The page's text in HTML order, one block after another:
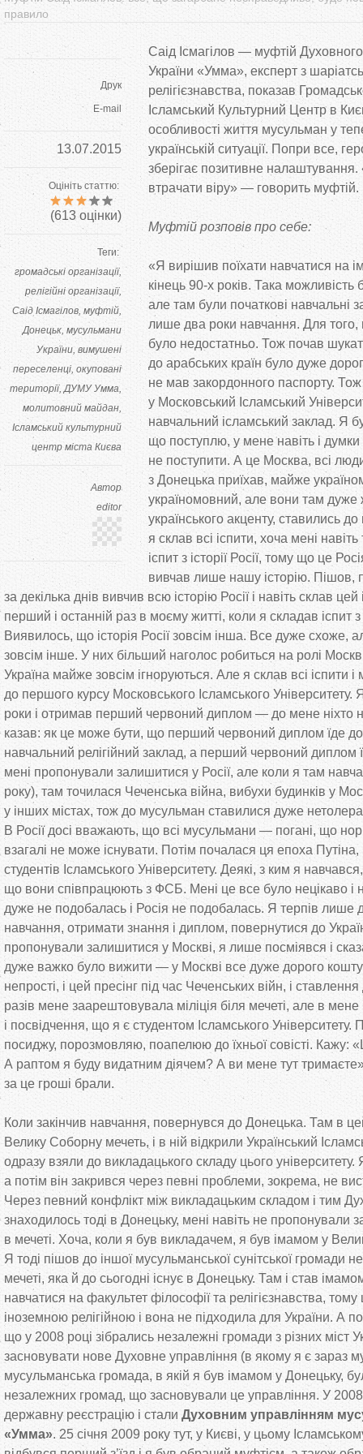
правило
Друк
E-mail
13.07.2015
Оцініть статтю:
(613 оцінки)
Теги:
громадські організації
релігійні організації
Саід Ісмагілов муфтій
Донецьк мусульмани
України вимушені
переселенці окуповані
території ДУМУ Умма
молитовний майдан
Ісламський культурний
центр міста Києва
Автор
editor
Саід Ісмагілов — муфтій
України «Умма», експерт з
релігієзнавства, показав
Ісламський Культурний Центр в
особливості життя мусульман у
українській ситуації. Попри все,
зберігає позитивне налаштування.
втрачати віру» — говорить муфтій.
Муфтій розповів про себе:
«Я вирішив поїхати навчатися на
кінець 90-х років. Така можливість
але там були початкові навчальні
лише два роки навчання. Для
було недостатньо. Тож почав
до арабських країн було дуже
не мав закордонного паспорту.
у Московський Ісламський
навчальний ісламський заклад. Я
що поступлю, у мене навіть і
не поступити. А це Москва, всі
з Донецька приїхав, майже
україномовний, але вони там дуже
українського акценту, ставились до
я склав всі іспити, хоча мені
іспит з історії Росії, тому що це
вивчав лише нашу історію. Пішов,
за декілька днів вивчив всю історію Росії і навіть склав цей
перший і останній раз в моєму житті, коли я складав іспит з
Виявилось, що історія Росії зовсім інша. Все дуже схоже,
зовсім інше. У них більший наголос робиться на ролі
Україна майже зовсім ігноруються. Але я склав всі іспити
до першого курсу Московського Ісламського Університету.
роки і отримав перший червоний диплом — до мене ніхто
казав: як це може бути, що перший червоний диплом їде до
навчальний релігійний заклад, а перший червоний диплом
мені пропонували залишитися у Росії, але коли я там
року), там точилася Чеченська війна, вибухи будинків у
у інших містах, тож до мусульман ставилися дуже
В Росії досі вважають, що всі мусульмани — погані, що
взагалі не може існувати. Потім почалася ця епоха
студентів Ісламського Університету. Деякі, з ким я
що вони співпрацюють з ФСБ. Мені це все було нецікаво
дуже не подобалась і Росія не подобалась. Я терпів лише
навчання, отримати знання і диплом, повернутися до
пропонували залишитися у Москві, я лише посміявся і
дуже важко було вижити — у Москві все дуже дорого
непрості, і цей пресінг під час Чеченських війн, і ставлення
разів мене заарештовувала міліція біля мечеті, але в мене
і посвідчення, що я є студентом Ісламського
посиджу, порозмовляю, поапелюю до їхньої совісті. Кажу: «
А раптом я буду видатним діячем? А ви мене тут тримаєте
за це гроші брали.
Коли закінчив навчання, повернувся до Донецька. Там в
Велику Соборну мечеть, і в ній відкрили Український
одразу взяли до викладацького складу цього університету.
а потім він закрився через певні проблеми, зокрема, не
Через певний конфлікт між викладацьким складом і тим
знаходилось тоді в Донецьку, мені навіть не пропонували
в мечеті. Хоча, коли я був викладачем, я був імамом у
Я тоді пішов до іншої мусульманської сунітської громади
мечеті, яка й до сьогодні існує в Донецьку. Там і став
навчатися на факультет філософії та релігієзнавства,
іноземною релігійною і вона не підходила для України. А
що у 2008 році зібрались незалежні громади з різних міст
засновувати нове Духовне управління (в якому я є зараз
мусульманська громада, в якій я був імамом у Донецьку,
незалежних громад, що засновували це управління. У
державну реєстрацію і стали Духовним управлінням
«Умма». 25 січня 2009 року тут, у Києві, у цьому